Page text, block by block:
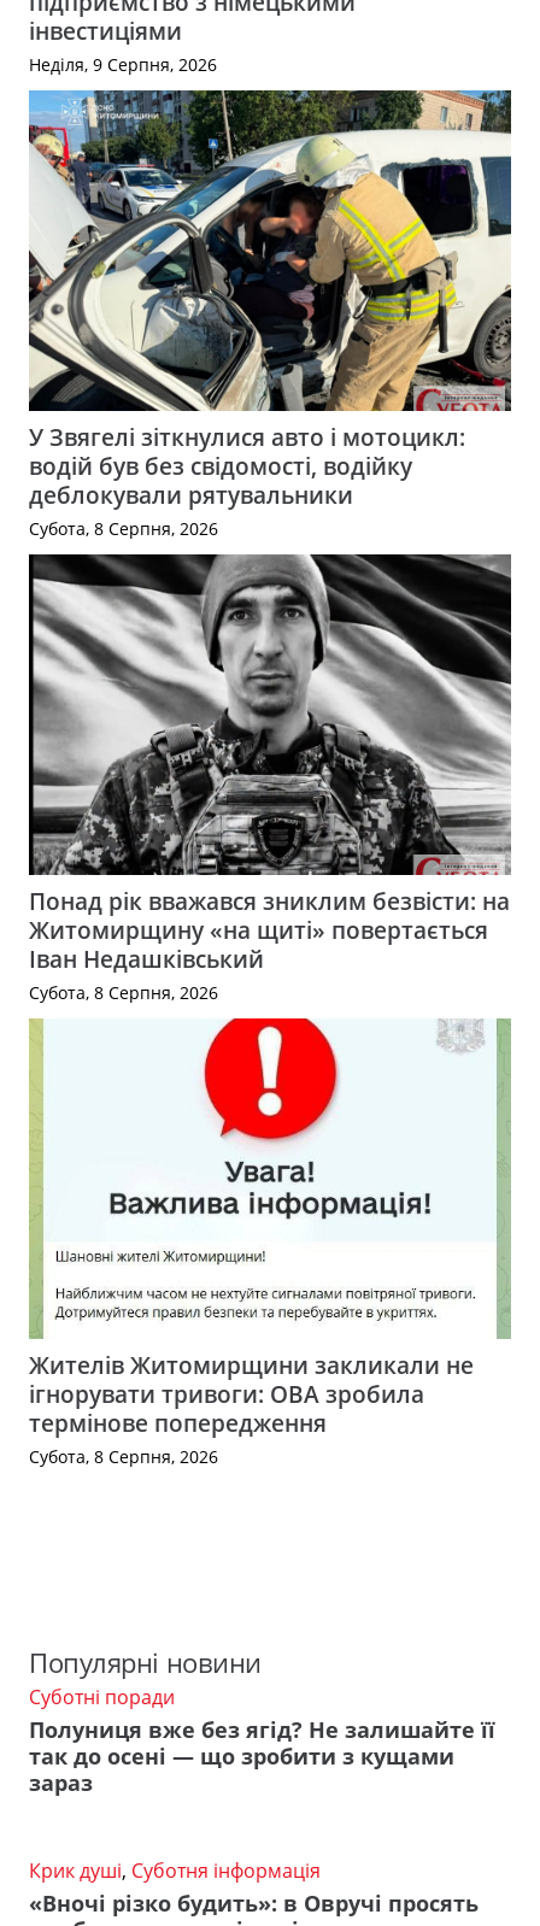
інвестиціями
Неділя, 9 Серпня, 2026
У Звягелі зіткнулися авто і мотоцикл:
водій був без свідомості, водійку
деблокували рятувальники
Субота, 8 Серпня, 2026
Понад рік вважався зниклим безвісти: на
Житомирщину «на щиті» повертається
Іван Недашківський
Субота, 8 Серпня, 2026
Жителів Житомирщини закликали не
ігнорувати тривоги: ОВА зробила
термінове попередження
Субота, 8 Серпня, 2026
Популярні новини
Суботні поради
Полуниця вже без ягід? Не залишайте її
так до осені — що зробити з кущами
зараз
Крик душі, Суботня інформація
«Вночі різко будить»: в Овручі просять